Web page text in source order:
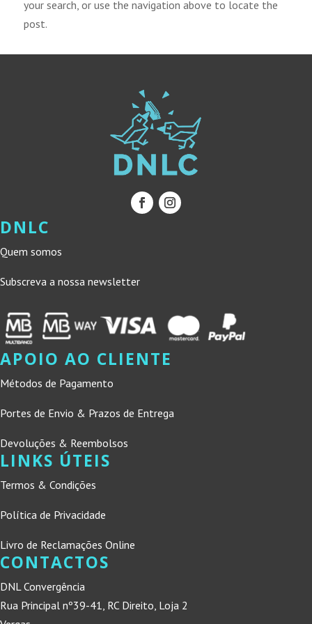
your search, or use the navigation above to locate the
post.
DNLC
Quem somos
Subscreva a nossa newsletter
APOIO AO CLIENTE
Métodos de Pagamento
Portes de Envio & Prazos de Entrega
Devoluções & Reembolsos
LINKS ÚTEIS
Termos & Condições
Política de Privacidade
Livro de Reclamações Online
CONTACTOS
DNL Convergência
Rua Principal nº39-41, RC Direito, Loja 2